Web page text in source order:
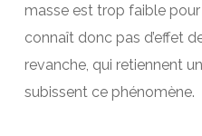
masse est trop faible
connaît donc pas d’effet
revanche, qui retiennent
subissent ce phénomène.